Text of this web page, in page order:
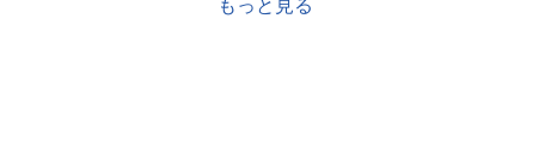
もっと見る